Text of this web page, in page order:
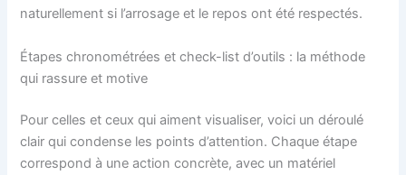
naturellement si l’arrosage et le repos ont été respectés.
Étapes chronométrées et check-list d’outils : la méthode
qui rassure et motive
Pour celles et ceux qui aiment visualiser, voici un déroulé
clair qui condense les points d’attention. Chaque étape
correspond à une action concrète, avec un matériel